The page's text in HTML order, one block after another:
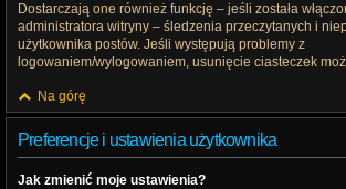
Dostarczają one również funkcję – jeśli została
administratora witryny – śledzenia przeczytanych i
użytkownika postów. Jeśli występują problemy z
logowaniem/wylogowaniem, usunięcie ciasteczek
Na górę
Preferencje i ustawienia użytkownika
Jak zmienić moje ustawienia?